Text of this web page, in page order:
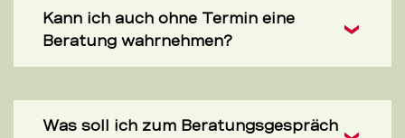
Kann ich auch ohne Termin eine
Beratung wahrnehmen?
Was soll ich zum Beratungsgespräch